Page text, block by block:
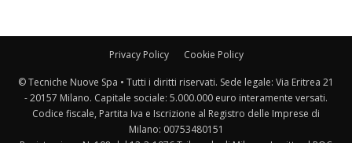
Privacy Policy Cookie Policy
© Tecniche Nuove Spa • Tutti i diritti riservati. Sede legale: Via Eritrea 21
- 20157 Milano. Capitale sociale: 5.000.000 euro interamente versati.
Codice fiscale, Partita Iva e Iscrizione al Registro delle Imprese di
Milano: 00753480151